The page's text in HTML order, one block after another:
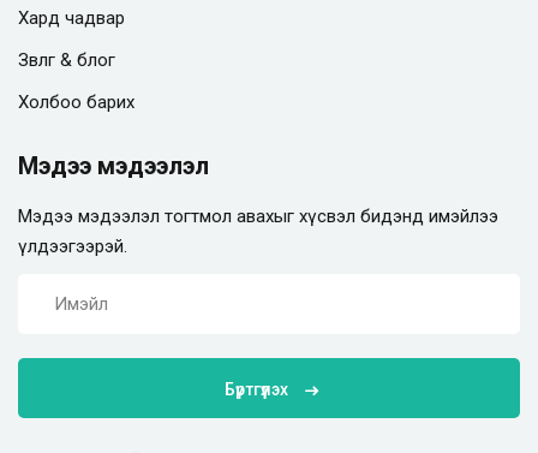
Хард чадвар
Зөвлөгөө & блог
Холбоо барих
Мэдээ мэдээлэл
Мэдээ мэдээлэл тогтмол авахыг хүсвэл бидэнд имэйлээ
үлдээгээрэй.
Бүртгүүлэх